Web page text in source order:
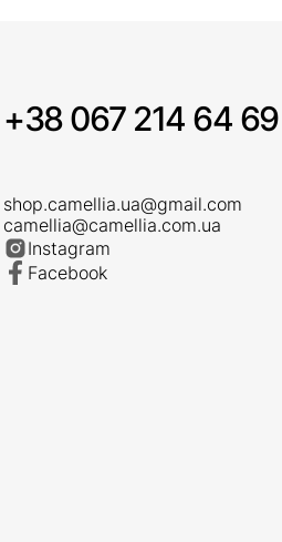
+38 067 214 64 69
shop.camellia.ua@gmail.com
camellia@camellia.com.ua
Instagram
Facebook